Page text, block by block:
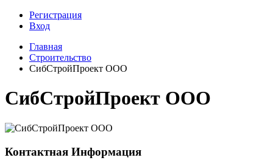
Регистрация
Вход
Главная
Строительство
СибСтройПроект ООО
СибСтройПроект ООО
Контактная Информация